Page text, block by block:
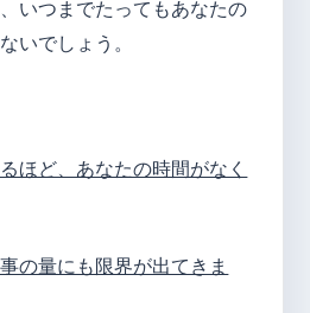
いつまでたってもあなたの
いでしょう。
ほど、あなたの時間がなく
の量にも限界が出てきま